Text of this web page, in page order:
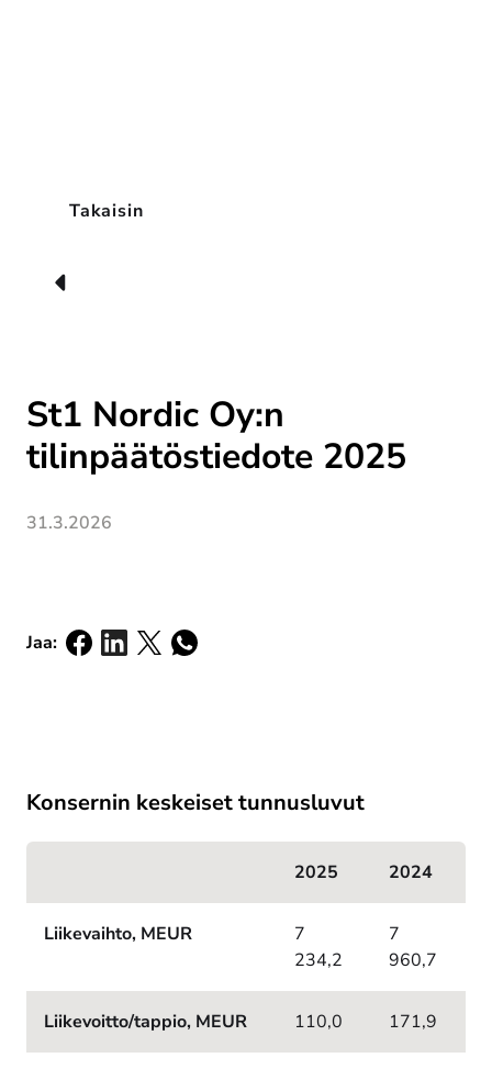
Takaisin
St1 Nordic Oy:n
tilinpäätöstiedote 2025
31.3.2026
Jaa: Jaa: facebook
Jaa: linkedin
Jaa: xJaa: whatsapp
Konsernin keskeiset tunnusluvut
2025 2024
Liikevaihto, MEUR
7
234,2
7
960,7
Liikevoitto/tappio, MEUR 110,0 171,9